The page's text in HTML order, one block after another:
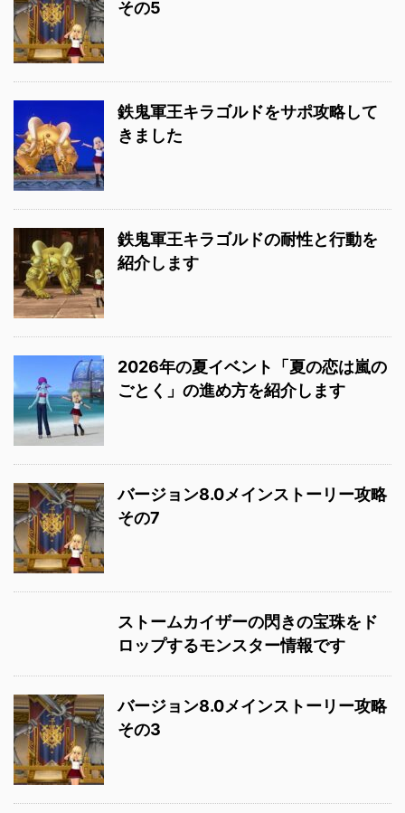
その5
鉄鬼軍王キラゴルドをサポ攻略して
きました
鉄鬼軍王キラゴルドの耐性と行動を
紹介します
2026年の夏イベント「夏の恋は嵐の
ごとく」の進め方を紹介します
バージョン8.0メインストーリー攻略
その7
ストームカイザーの閃きの宝珠をド
ロップするモンスター情報です
バージョン8.0メインストーリー攻略
その3